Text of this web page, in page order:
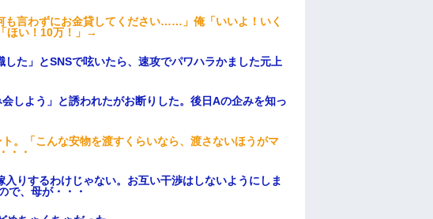
も言わずにお金貸してください……」俺「いいよ！いく
ほい！10万！」→
した」とSNSで呟いたら、速攻でパワハラかました元上
しよう」と誘われたがお断りした。後日Aの企みを知っ
。「こんな安物を渡すくらいなら、渡さないほうがマ
・・
入りするわけじゃない。お互い干渉はしないようにしま
で、母が・・・